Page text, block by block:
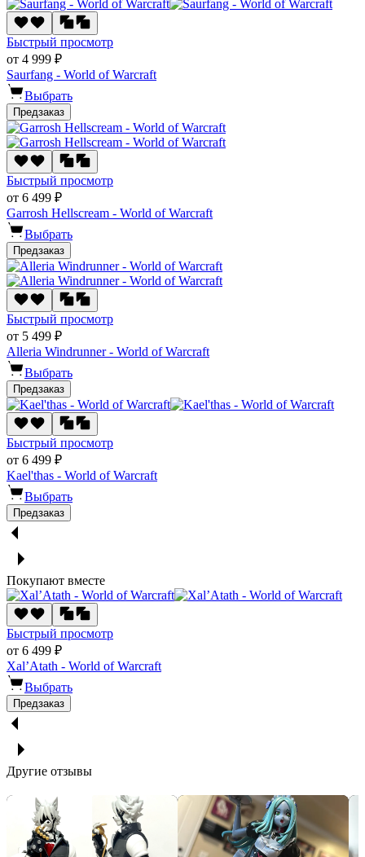
Быстрый просмотр
от 4 999 ₽
Saurfang - World of Warcraft
Выбрать
Предзаказ
Быстрый просмотр
от 6 499 ₽
Garrosh Hellscream - World of Warcraft
Выбрать
Предзаказ
Быстрый просмотр
от 5 499 ₽
Alleria Windrunner - World of Warcraft
Выбрать
Предзаказ
Быстрый просмотр
от 6 499 ₽
Kael'thas - World of Warcraft
Выбрать
Предзаказ
Покупают вместе
Быстрый просмотр
от 6 499 ₽
Xal’Atath - World of Warcraft
Выбрать
Предзаказ
Другие отзывы